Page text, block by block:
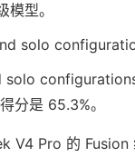
型。
solo
分是 65.3%。
Pro 的 Fusion